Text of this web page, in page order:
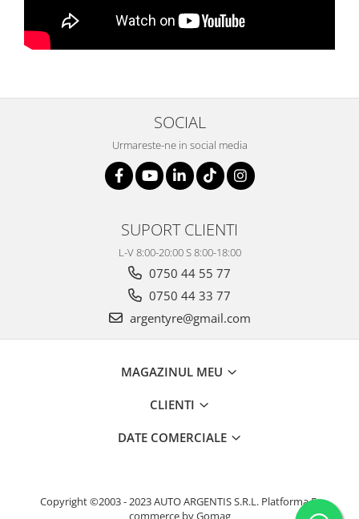
SOCIAL
Urmareste-ne in social media
SUPORT CLIENTI
L-V 8:00-20:00 S 8:00-18:00
0750 44 55 77
0750 44 33 77
argentyre@gmail.com
MAGAZINUL MEU
CLIENTI
DATE COMERCIALE
Copyright ©2003 - 2023 AUTO ARGENTIS S.R.L. Platforma E-
commerce by Gomag